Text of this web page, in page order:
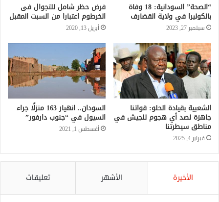
“الصحة” السودانية: 18 وفاة
بالكوليرا في ولاية القضارف
سبتمبر 27, 2023
الشعبية بقيادة الحلو: قواتنا
جاهزة لصد أي هجوم للجيش في
مناطق سيطرتنا
فبراير 4, 2025
السودان.. انهيار 163 منزلًا جراء
السيول في “جنوب دارفور”
أغسطس 1, 2021
الأخيرة الأشهر تعليقات